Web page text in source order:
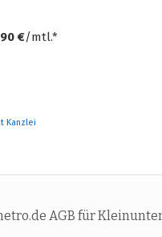
€/mtl.*
Kanzlei
AGB für